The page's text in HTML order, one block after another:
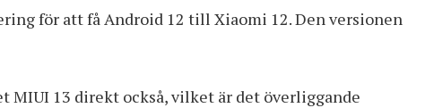
för att få Android 12 till Xiaomi 12. Den versionen
MIUI 13 direkt också, vilket är det överliggande